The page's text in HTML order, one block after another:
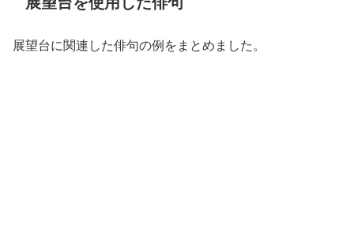
展望台に関連した俳句の例をまとめました。